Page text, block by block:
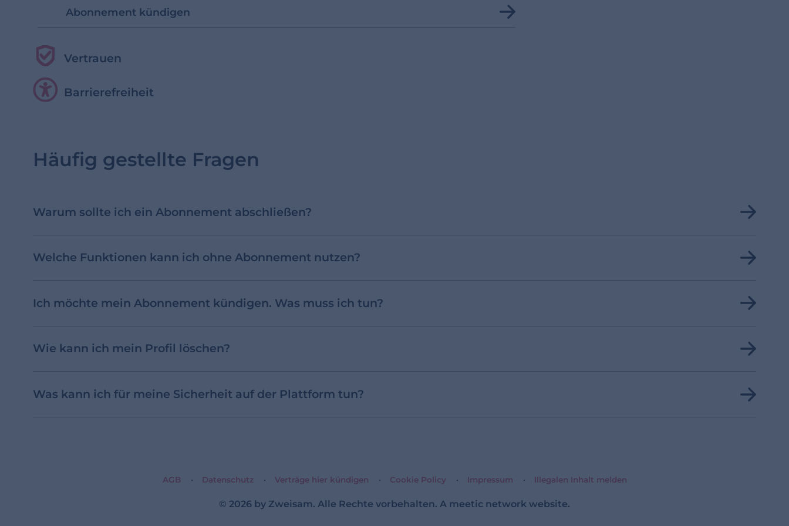
Abonnement kündigen
Vertrauen
Barrierefreiheit
Häufig gestellte Fragen
Warum sollte ich ein Abonnement abschließen?
Welche Funktionen kann ich ohne Abonnement nutzen?
Ich möchte mein Abonnement kündigen. Was muss ich tun?
Wie kann ich mein Profil löschen?
Was kann ich für meine Sicherheit auf der Plattform tun?
AGB Datenschutz Verträge hier kündigen Cookie Policy Impressum Illegalen Inhalt melden
© 2026 by Zweisam. Alle Rechte vorbehalten. A meetic network website.